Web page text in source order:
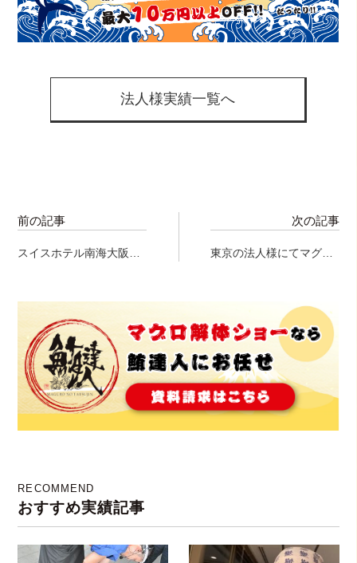
法人様実績一覧へ
前の記事
スイスホテル南海大阪様
次の記事
東京の法人様にてマグロ
RECOMMEND
おすすめ実績記事